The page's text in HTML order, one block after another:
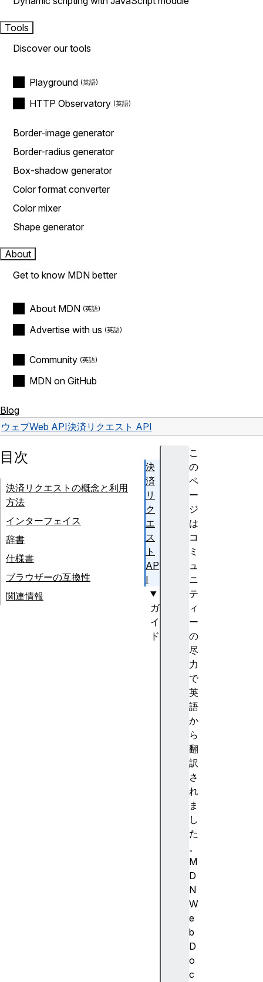
Tools
Discover our tools
Playground
HTTP Observatory
Border-image generator
Border-radius generator
Box-shadow generator
Color format converter
Color mixer
Shape generator
About
Get to know MDN better
About MDN
Advertise with us
Community
MDN on GitHub
Blog
ウェブWeb API決済リクエスト API
こ
の
ペ
ー
ジ
は
コ
ミ
ュ
ニ
テ
ィ
ー
の
尽
力
で
英
語
か
ら
翻
訳
さ
れ
ま
し
た
。
M
D
N
W
e
b
D
o
c
目次
決済リクエストの概念と利用
方法
インターフェイス
辞書
仕様書
ブラウザーの互換性
関連情報
決
済
リ
ク
エ
ス
ト
AP
I
ガ
イ
ド